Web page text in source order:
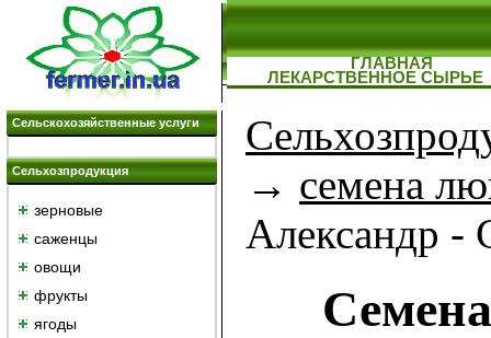
ГЛАВНАЯ
ЛЕКАРСТВЕННОЕ СЫРЬЕ
Сельскохозяйственные услуги
Сельхозпродукция
зерновые
саженцы
овощи
фрукты
ягоды
→ семена
Александр